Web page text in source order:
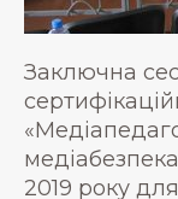
Заключна
2019 року